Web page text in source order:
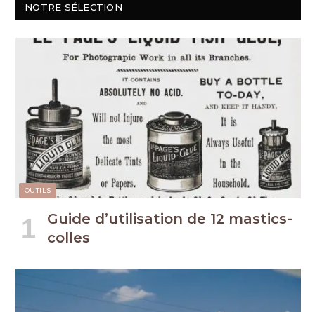
NOTRE SÉLECTION
OUTILS
Guide d’utilisation de 12 mastics-
colles